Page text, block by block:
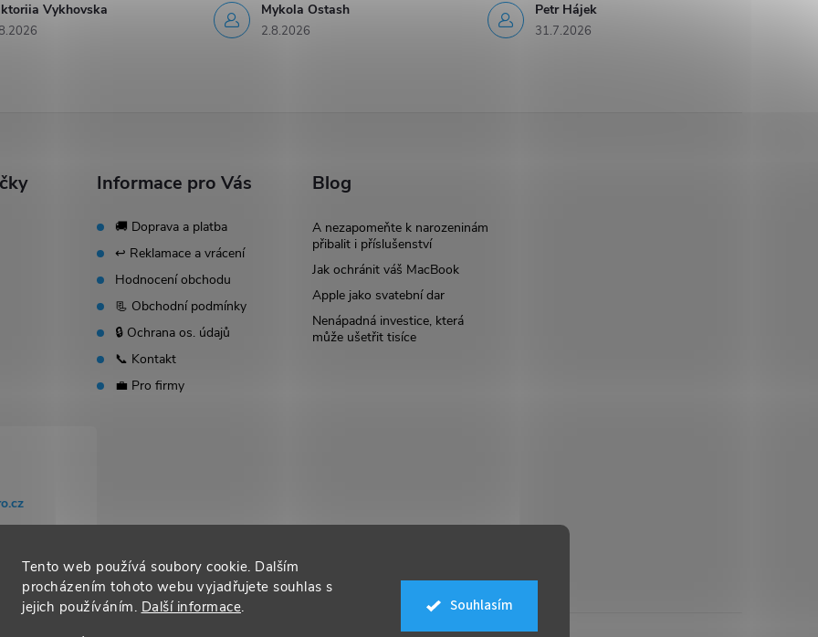
Tento web používá soubory cookie. Dalším
procházením tohoto webu vyjadřujete souhlas s
jejich používáním. Další informace.
Souhlasím
Vykhovska
Mykola Ostash
2.8.2026
Petr Hájek
31.7.2026
Informace pro Vás
🚚 Doprava a platba
↩️ Reklamace a vrácení
Hodnocení obchodu
📃 Obchodní podmínky
🔒 Ochrana os. údajů
📞 Kontakt
💼 Pro firmy
Blog
A nezapomeňte k narozeninám
přibalit i příslušenství
Jak ochránit váš MacBook
Apple jako svatební dar
Nenápadná investice, která
může ušetřit tisíce